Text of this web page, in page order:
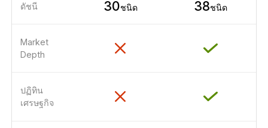
ดัชนี 30ชนิด 38ชนิด
Market
Depth
ปฏิทิน
เศรษฐกิจ